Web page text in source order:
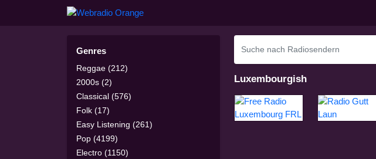
Genres
Reggae (212)
2000s (2)
Classical (576)
Folk (17)
Easy Listening (261)
Pop (4199)
Electro (1150)
Luxembourgish